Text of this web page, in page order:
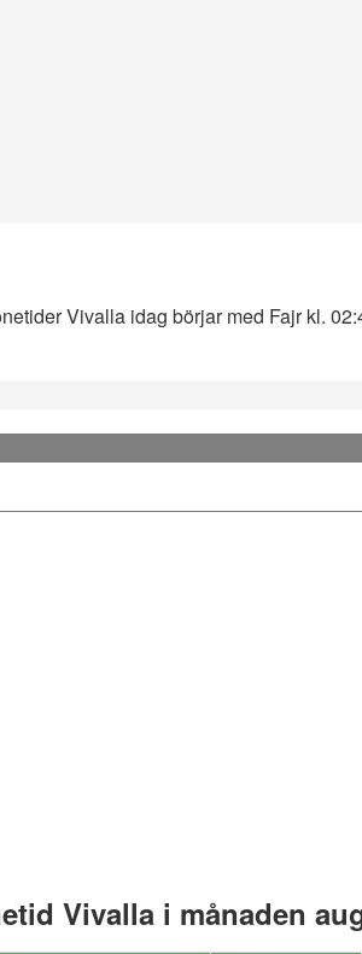
Vivalla idag börjar med Fajr kl.
Vivalla i månaden